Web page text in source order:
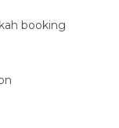
booking